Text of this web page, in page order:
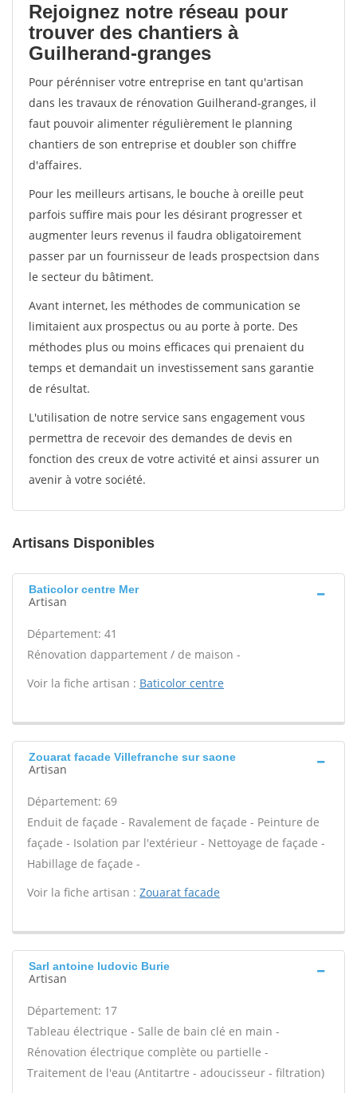
Rejoignez notre réseau pour
trouver des chantiers à
Guilherand-granges
Pour pérénniser votre entreprise en tant qu'artisan
dans les travaux de rénovation Guilherand-granges, il
faut pouvoir alimenter régulièrement le planning
chantiers de son entreprise et doubler son chiffre
d'affaires.
Pour les meilleurs artisans, le bouche à oreille peut
parfois suffire mais pour les désirant progresser et
augmenter leurs revenus il faudra obligatoirement
passer par un fournisseur de leads prospectsion dans
le secteur du bâtiment.
Avant internet, les méthodes de communication se
limitaient aux prospectus ou au porte à porte. Des
méthodes plus ou moins efficaces qui prenaient du
temps et demandait un investissement sans garantie
de résultat.
L'utilisation de notre service sans engagement vous
permettra de recevoir des demandes de devis en
fonction des creux de votre activité et ainsi assurer un
avenir à votre société.
Artisans Disponibles
Baticolor centre Mer
Artisan
Département: 41
Rénovation dappartement / de maison -
Voir la fiche artisan : Baticolor centre
Zouarat facade Villefranche sur saone
Artisan
Département: 69
Enduit de façade - Ravalement de façade - Peinture de
façade - Isolation par l'extérieur - Nettoyage de façade -
Habillage de façade -
Voir la fiche artisan : Zouarat facade
Sarl antoine ludovic Burie
Artisan
Département: 17
Tableau électrique - Salle de bain clé en main -
Rénovation électrique complète ou partielle -
Traitement de l'eau (Antitartre - adoucisseur - filtration)